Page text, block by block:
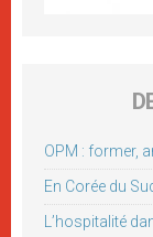
OPM : former,
En Corée du
L’hospitalité